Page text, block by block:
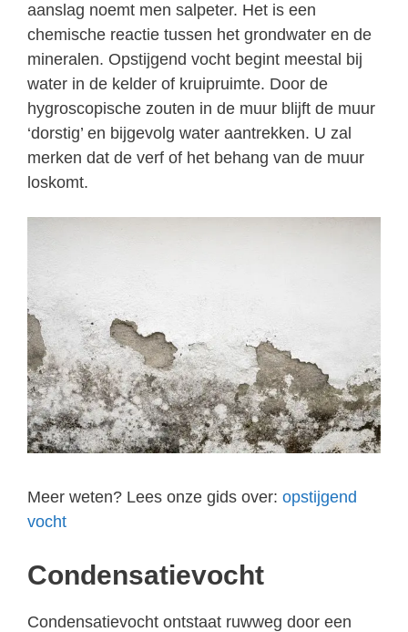
aanslag noemt men salpeter. Het is een
chemische reactie tussen het grondwater en de
mineralen. Opstijgend vocht begint meestal bij
water in de kelder of kruipruimte. Door de
hygroscopische zouten in de muur blijft de muur
‘dorstig’ en bijgevolg water aantrekken. U zal
merken dat de verf of het behang van de muur
loskomt.
Meer weten? Lees onze gids over: opstijgend
vocht
Condensatievocht
Condensatievocht ontstaat ruwweg door een